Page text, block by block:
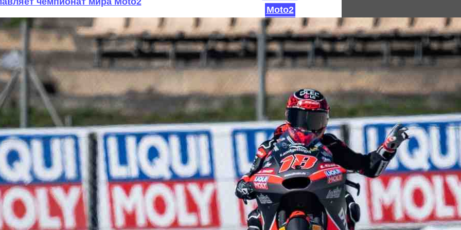
Moto2
Moto3
Архив: GP250
Архив: GP125
MotoGP: Интервью
Результаты MotoGP 2026 года
MotoGP: Фотографии
Календарь MotoGP 2026
Сегодня: 06/08/2026
Новости MXGP
Тест-драйвы мотоциклов
Фотографии мотоциклов